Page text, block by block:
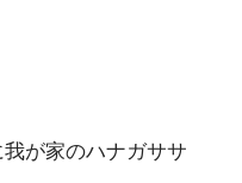
が家のハナガササ